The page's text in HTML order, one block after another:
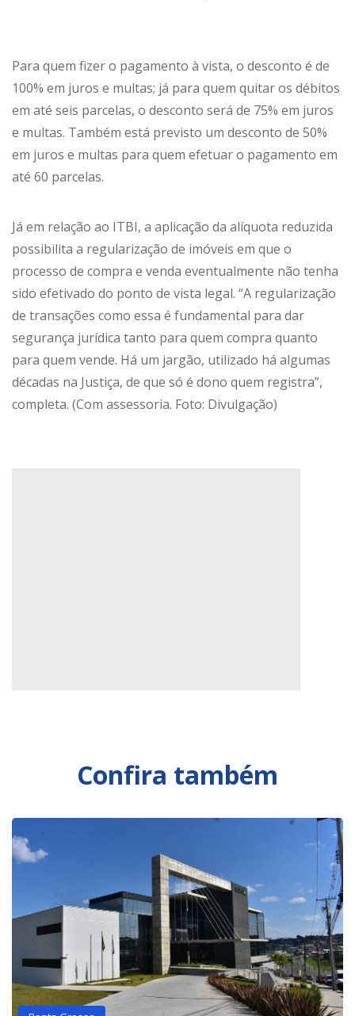
Para quem fizer o pagamento à vista, o desconto é de
100% em juros e multas; já para quem quitar os débitos
em até seis parcelas, o desconto será de 75% em juros
e multas. Também está previsto um desconto de 50%
em juros e multas para quem efetuar o pagamento em
até 60 parcelas.
Já em relação ao ITBI, a aplicação da alíquota reduzida
possibilita a regularização de imóveis em que o
processo de compra e venda eventualmente não tenha
sido efetivado do ponto de vista legal. “A regularização
de transações como essa é fundamental para dar
segurança jurídica tanto para quem compra quanto
para quem vende. Há um jargão, utilizado há algumas
décadas na Justiça, de que só é dono quem registra”,
completa. (Com assessoria. Foto: Divulgação)
Confira também